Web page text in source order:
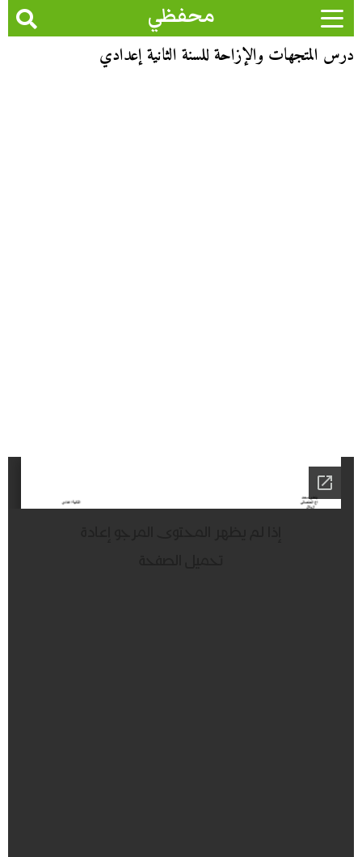
محفظي
درس المتجهات والإزاحة للسنة الثانية إعدادي